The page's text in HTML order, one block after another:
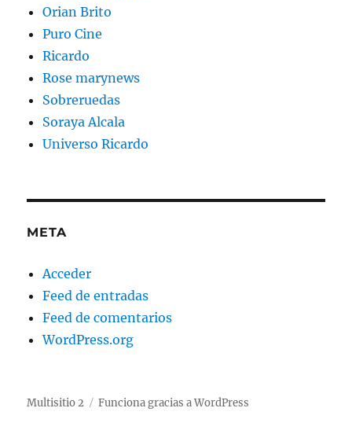
Orian Brito
Puro Cine
Ricardo
Rose marynews
Sobreruedas
Soraya Alcala
Universo Ricardo
META
Acceder
Feed de entradas
Feed de comentarios
WordPress.org
Multisitio 2 Funciona gracias a WordPress